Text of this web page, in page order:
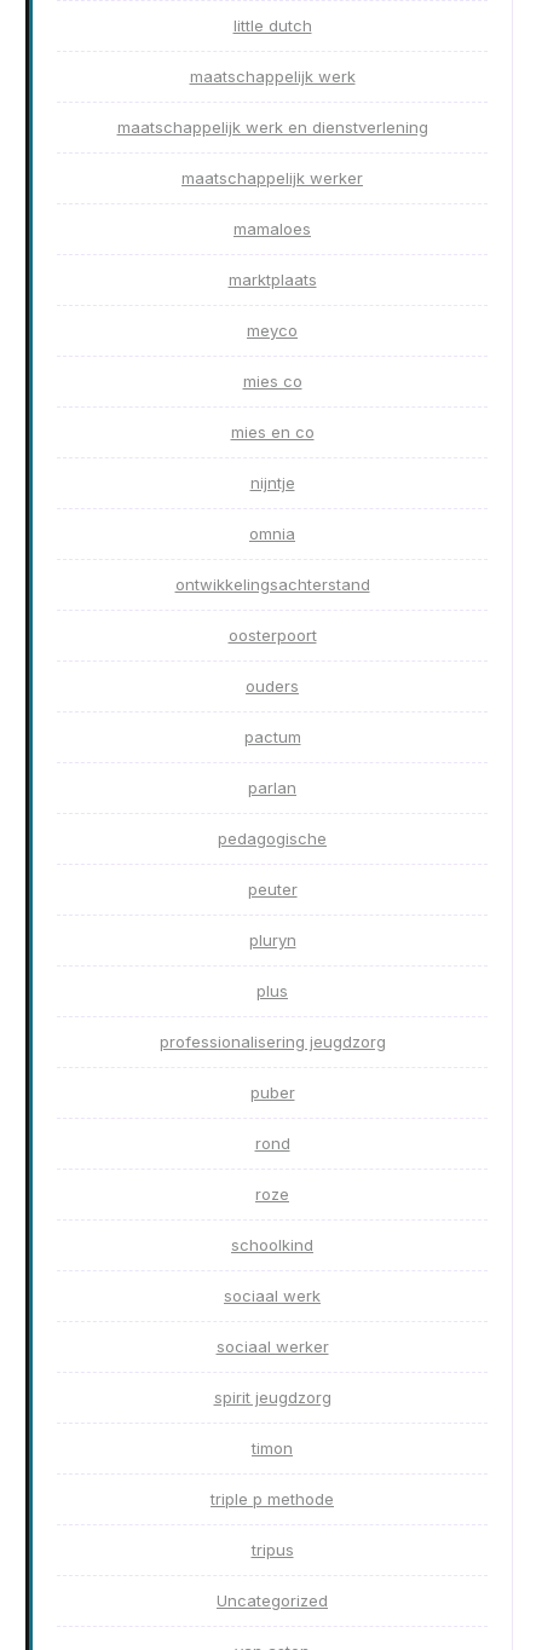
little dutch
maatschappelijk werk
maatschappelijk werk en dienstverlening
maatschappelijk werker
mamaloes
marktplaats
meyco
mies co
mies en co
nijntje
omnia
ontwikkelingsachterstand
oosterpoort
ouders
pactum
parlan
pedagogische
peuter
pluryn
plus
professionalisering jeugdzorg
puber
rond
roze
schoolkind
sociaal werk
sociaal werker
spirit jeugdzorg
timon
triple p methode
tripus
Uncategorized